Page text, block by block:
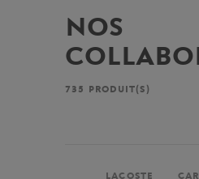
NOS
735 PRODUIT(S)
LACOSTE